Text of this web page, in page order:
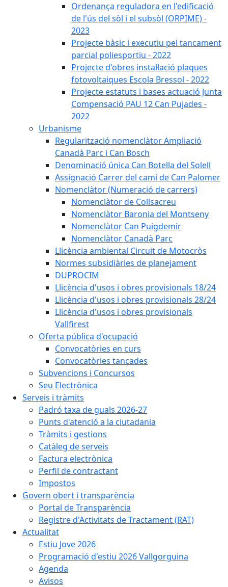
Ordenança reguladora en l'edificació
de l'ús del sòl i el subsòl (ORPIME) -
2023
Projecte bàsic i executiu pel tancament
parcial poliesportiu - 2022
Projecte d'obres instal·lació plaques
fotovoltaiques Escola Bressol - 2022
Projecte estatuts i bases actuació Junta
Compensació PAU 12 Can Pujades -
2022
Urbanisme
Regularització nomenclàtor Ampliació
Canadà Parc i Can Bosch
Denominació única Can Botella del Solell
Assignació Carrer del camí de Can Palomer
Nomenclàtor (Numeració de carrers)
Nomenclàtor de Collsacreu
Nomenclàtor Baronia del Montseny
Nomenclàtor Can Puigdemir
Nomenclàtor Canadà Parc
Llicència ambiental Circuit de Motocròs
Normes subsidiàries de planejament
DUPROCIM
Llicència d'usos i obres provisionals 18/24
Llicència d'usos i obres provisionals 28/24
Llicència d'usos i obres provisionals
Vallfirest
Oferta pública d'ocupació
Convocatòries en curs
Convocatòries tancades
Subvencions i Concursos
Seu Electrònica
Serveis i tràmits
Padró taxa de guals 2026-27
Punts d'atenció a la ciutadania
Tràmits i gestions
Catàleg de serveis
Factura electrònica
Perfil de contractant
Impostos
Govern obert i transparència
Portal de Transparència
Registre d'Activitats de Tractament (RAT)
Actualitat
Estiu Jove 2026
Programació d'estiu 2026 Vallgorguina
Agenda
Avisos